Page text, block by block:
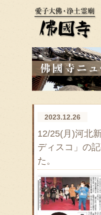
2023.12.26
12/25(月)河北
ディスコ」の
た。